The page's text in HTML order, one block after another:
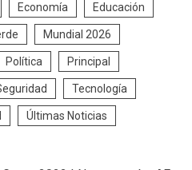
Economía Educación
Mundial 2026
Política Principal
Tecnología
Últimas Noticias